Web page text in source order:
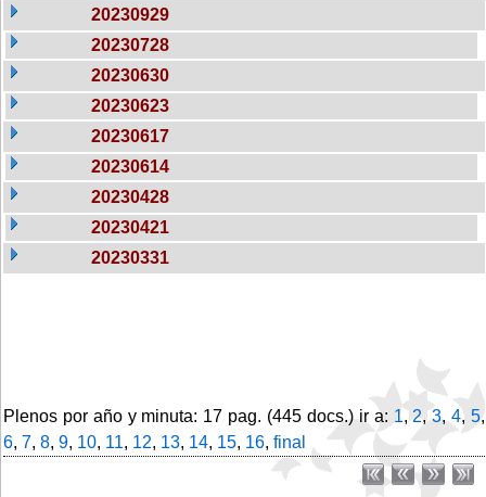
20230929
20230728
20230630
20230623
20230617
20230614
20230428
20230421
20230331
Plenos por año y minuta: 17 pag. (445 docs.) ir a: 1,2,3,4,5,
6, 7, 8, 9, 10, 11, 12, 13, 14, 15, 16, final